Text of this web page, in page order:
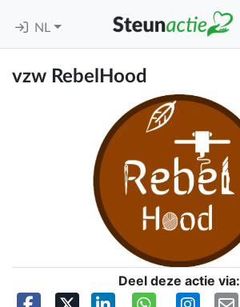
NL
vzw RebelHood
Deel deze actie via: